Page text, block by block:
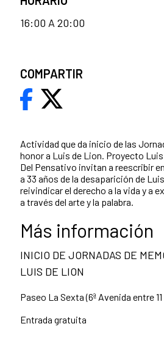
Actividad que da inicio de las
honor a Luis de Lion. Proyecto
Del Pensativo invitan a reescribir
a 33 años de la desaparición de
reivindicar el derecho a la vida y a
a través del arte y la palabra.
Más información
INICIO DE JORNADAS DE
LUIS DE LION
Paseo La Sexta (6ª Avenida entre 11
Entrada gratuita
16:00 A 20:00
COMPARTIR